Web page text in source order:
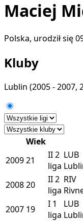
Maciej
Polska, urodził się
Kluby
Lublin (2005 - 2007,
Wiek
200921 II2
liga
LUB
200820 II2
liga
RIV
2007 19 I 1
liga
LUB